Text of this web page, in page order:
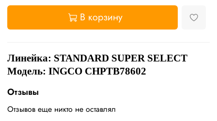
В корзину
Линейка: STANDARD SUPER SELECT
Модель: INGCO CHPTB78602
Отзывы
Отзывов еще никто не оставлял